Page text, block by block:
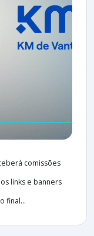
comissões
links e banners
final...